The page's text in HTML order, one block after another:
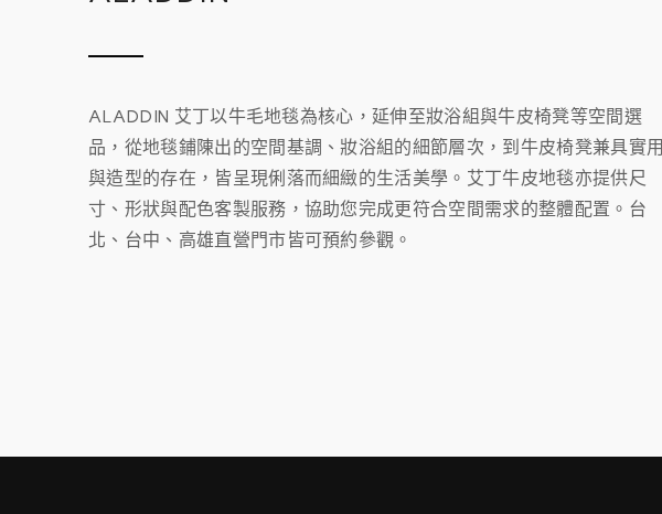
ALADDIN 艾丁以牛毛地毯為核心，延伸至妝浴組與牛皮椅凳等空間選
品，從地毯鋪陳出的空間基調、妝浴組的細節層次，到牛皮椅凳兼具實用
與造型的存在，皆呈現俐落而細緻的生活美學。艾丁牛皮地毯亦提供尺
寸、形狀與配色客製服務，協助您完成更符合空間需求的整體配置。台
北、台中、高雄直營門市皆可預約參觀。